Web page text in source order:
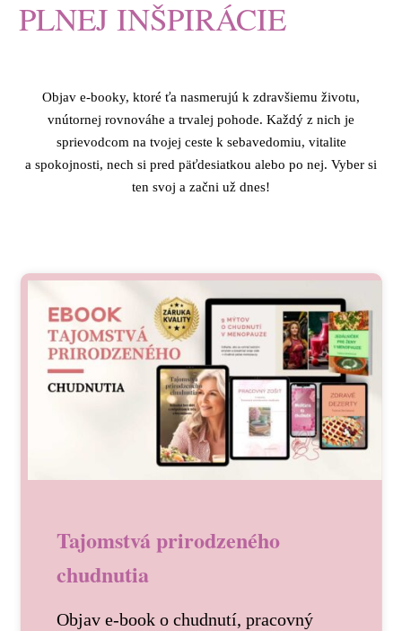
PLNEJ INŠPIRÁCIE
Objav e-booky, ktoré ťa nasmerujú k zdravšiemu životu,
vnútornej rovnováhe a trvalej pohode. Každý z nich je
sprievodcom na tvojej ceste k sebavedomiu, vitalite
a spokojnosti, nech si pred päťdesiatkou alebo po nej. Vyber si
ten svoj a začni už dnes!
Tajomstvá prirodzeného
chudnutia
Objav e-book o chudnutí, pracovný